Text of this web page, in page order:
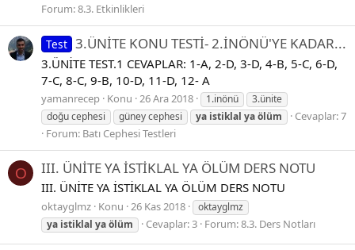
Forum:8.3. Etkinlikleri
Test 3.ÜNİTE KONU TESTİ- 2.İNÖNÜ'YE KADAR...
3.ÜNİTE TEST.1 CEVAPLAR: 1-A, 2-D, 3-D, 4-B, 5-C, 6-D,
7-C, 8-C, 9-B, 10-D, 11-D, 12- A
yamanrecep Konu 26 Ara 2018 1.inönü
3.ünite
doğu cephesi
güney cephesi ya istiklal yaölüm
Cevaplar: 7
Forum: Batı Cephesi Testleri
O III. ÜNİTE YA İSTİKLAL YA ÖLÜM DERS NOTU
III. ÜNİTE YA İSTİKLAL YA ÖLÜM DERS NOTU
oktayglmz Konu 26 Kas 2018
oktayglmz
ya istiklal yaölüm Cevaplar: 3 Forum:8.3. Ders Notları